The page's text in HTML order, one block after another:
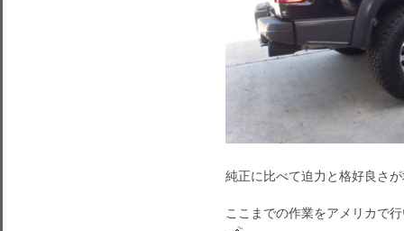
純正に比べて迫力と格好良さ
ここまでの作業をアメリカで